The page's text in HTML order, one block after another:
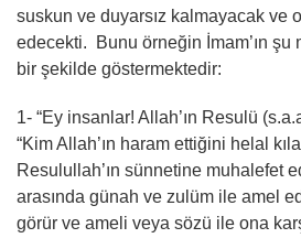
suskun ve duyarsız kalmayacak ve
edecekti. Bunu örneğin İmam’ın şu
bir şekilde göstermektedir:
1- “Ey insanlar! Allah’ın Resulü
“Kim Allah’ın haram ettiğini helal
Resulullah’ın sünnetine muhalefet
arasında günah ve zulüm ile amel
görür ve ameli veya sözü ile ona